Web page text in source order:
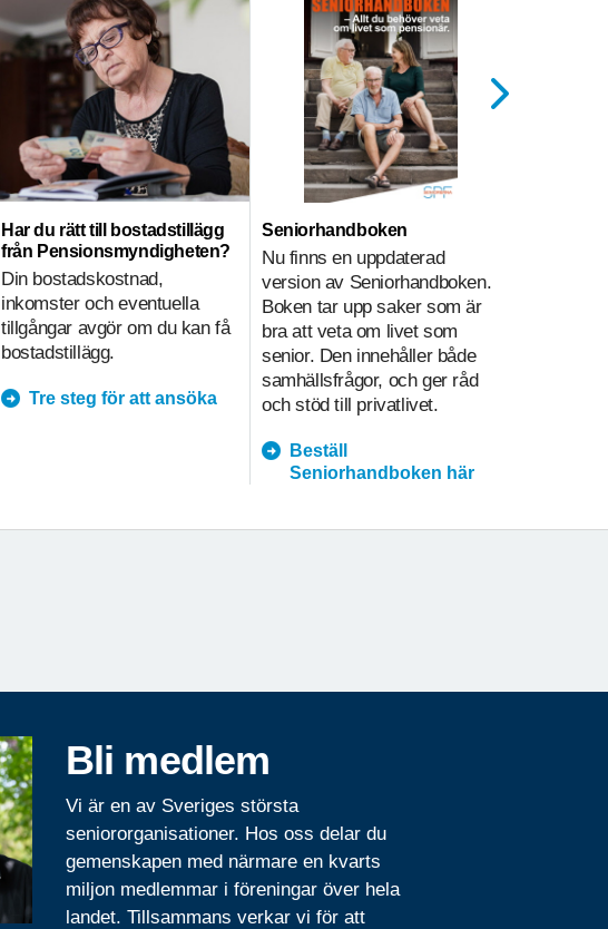
Har du rätt till bostadstillägg
från Pensionsmyndigheten?
Din bostadskostnad,
inkomster och eventuella
tillgångar avgör om du kan få
bostadstillägg.
Tre steg för att ansöka
Seniorhandboken
Nu finns en uppdaterad
version av Seniorhandboken.
Boken tar upp saker som är
bra att veta om livet som
senior. Den innehåller både
samhällsfrågor, och ger råd
och stöd till privatlivet.
Beställ
Seniorhandboken här
Bli medlem
Vi är en av Sveriges största
seniororganisationer. Hos oss delar du
gemenskapen med närmare en kvarts
miljon medlemmar i föreningar över hela
landet. Tillsammans verkar vi för att